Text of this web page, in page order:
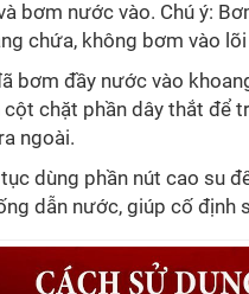
bơm nước vào. Chú ý:
chứa, không bơm vào
bơm đầy nước vào
cột chặt phần dây thắt để
ngoài.
dùng phần nút cao su
dẫn nước, giúp cố định